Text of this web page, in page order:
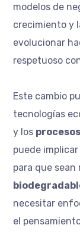
modelos de
crecimiento y
evolucionar
respetuoso
Este cambio
tecnologías
y los
puede
para que sean
necesitar
el